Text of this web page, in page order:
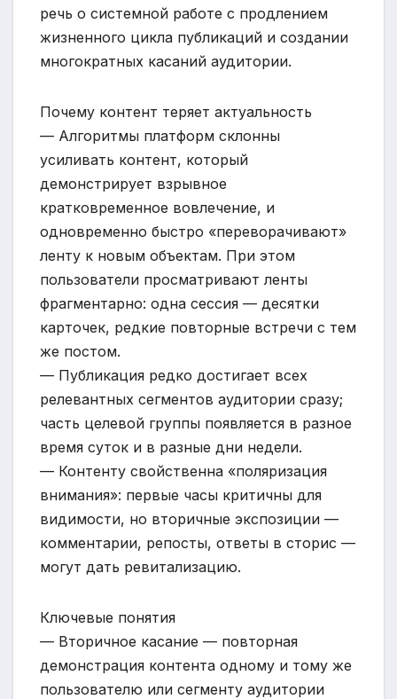
речь о системной работе с продлением
жизненного цикла публикаций и создании
многократных касаний аудитории.
Почему контент теряет актуальность
— Алгоритмы платформ склонны
усиливать контент, который
демонстрирует взрывное
кратковременное вовлечение, и
одновременно быстро «переворачивают»
ленту к новым объектам. При этом
пользователи просматривают ленты
фрагментарно: одна сессия — десятки
карточек, редкие повторные встречи с тем
же постом.
— Публикация редко достигает всех
релевантных сегментов аудитории сразу;
часть целевой группы появляется в разное
время суток и в разные дни недели.
— Контенту свойственна «поляризация
внимания»: первые часы критичны для
видимости, но вторичные экспозиции —
комментарии, репосты, ответы в сторис —
могут дать ревитализацию.
Ключевые понятия
— Вторичное касание — повторная
демонстрация контента одному и тому же
пользователю или сегменту аудитории